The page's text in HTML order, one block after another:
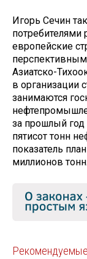
Игорь Сечин
потребителями
европейские
перспективным
Азиатско-
в организации
занимаются
за прошлый
пятисот тонн
показатель
миллионов тонн.